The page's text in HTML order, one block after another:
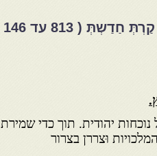
קורות היהודים באפר"הצ – א. שוראקי-בימי קַרְתְּ חַדַשְתְּ ( 813 עד 146
יהודית. תוך כדי שמירת
וּצררן בצרור